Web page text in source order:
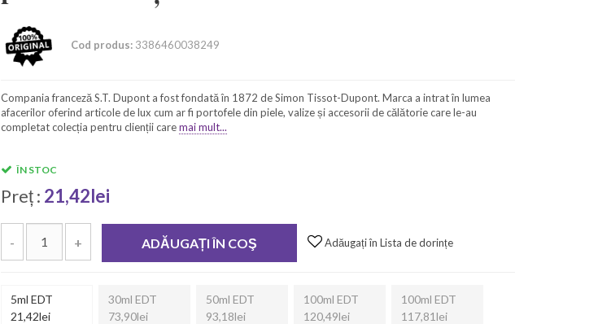
Cod produs:3386460038249
Compania franceză S.T. Dupont a fost fondată în 1872 de Simon Tissot-Dupont. Marca a intrat în lumea
afacerilor oferind articole de lux cum ar fi portofele din piele, valize și accesorii de călătorie care le-au
completat colecția pentru clienții caremai mult...
ÎN STOC
Preț : 21,42lei
- + ADĂUGAȚI ÎN COŞ Adăugați în Lista de dorințe
5ml EDT
21,42lei
30ml EDT
73,90lei
50ml EDT
93,18lei
100ml EDT
120,49lei
100ml EDT
117,81lei